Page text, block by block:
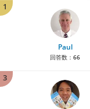
1
Paul
回答数： 66
3